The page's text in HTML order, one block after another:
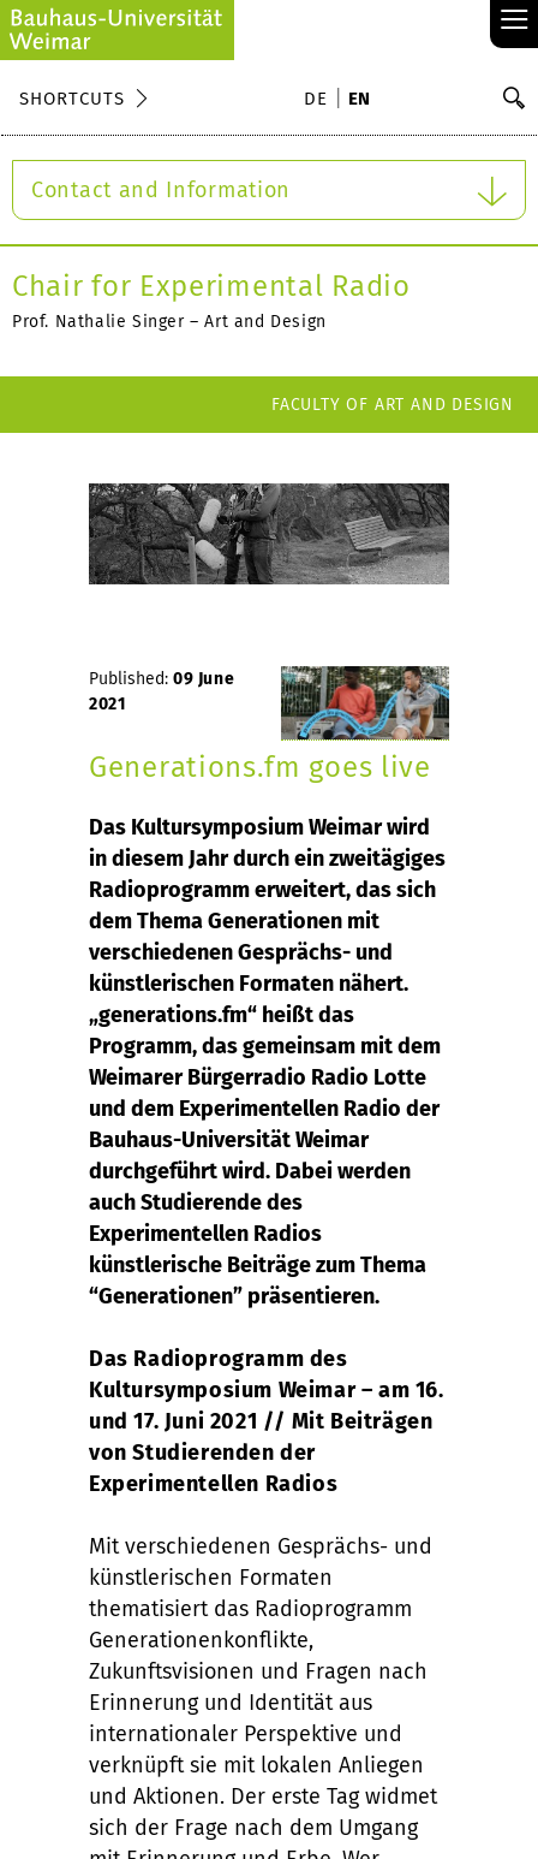
≡
SHORTCUTS DE EN
Contact and Information
Chair for Experimental Radio
Prof. Nathalie Singer – Art and Design
FACULTY OF ART AND DESIGN
Published: 09 June
2021
Generations.fm goes live
Das Kultursymposium Weimar wird
in diesem Jahr durch ein zweitägiges
Radioprogramm erweitert, das sich
dem Thema Generationen mit
verschiedenen Gesprächs- und
künstlerischen Formaten nähert.
„generations.fm“ heißt das
Programm, das gemeinsam mit dem
Weimarer Bürgerradio Radio Lotte
und dem Experimentellen Radio der
Bauhaus-Universität Weimar
durchgeführt wird. Dabei werden
auch Studierende des
Experimentellen Radios
künstlerische Beiträge zum Thema
“Generationen” präsentieren.
Das Radioprogramm des
Kultursymposium Weimar – am 16.
und 17. Juni 2021 // Mit Beiträgen
von Studierenden der
Experimentellen Radios
Mit verschiedenen Gesprächs- und
künstlerischen Formaten
thematisiert das Radioprogramm
Generationenkonflikte,
Zukunftsvisionen und Fragen nach
Erinnerung und Identität aus
internationaler Perspektive und
verknüpft sie mit lokalen Anliegen
und Aktionen. Der erste Tag widmet
sich der Frage nach dem Umgang